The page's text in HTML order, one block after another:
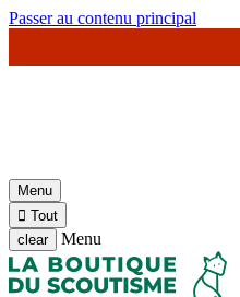
Passer au contenu principal
seront fermés à partir
Menu
 Tout
clear
Menu